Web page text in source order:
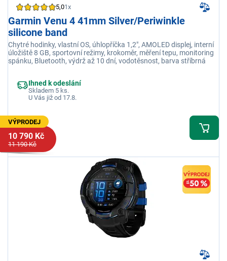
5,01x
Garmin Venu 4 41mm Silver/Periwinkle
silicone band
Chytré hodinky, vlastní OS, úhlopříčka 1,2", AMOLED displej, interní
úložiště 8 GB, sportovní režimy, krokoměr, měření tepu, monitoring
spánku, Bluetooth, výdrž až 10 dní, vodotěsnost, barva stříbrná
Ihned k odeslání
Skladem 5 ks.
U Vás již od 17.8.
VÝPRODEJ
10 790 Kč
11 190 Kč